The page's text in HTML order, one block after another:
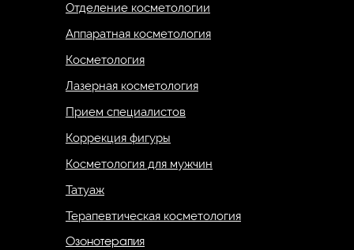
Отделение косметологии
Аппаратная косметология
Косметология
Лазерная косметология
Прием специалистов
Коррекция фигуры
Косметология для мужчин
Татуаж
Терапевтическая косметология
Озонотерапия